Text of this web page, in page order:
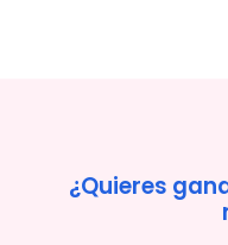
¿Quieres